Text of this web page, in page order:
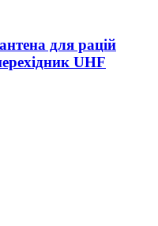
для рацій
UHF